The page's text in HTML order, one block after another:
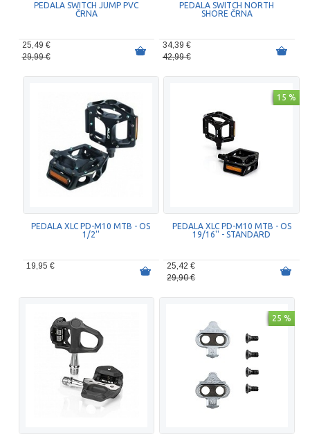
PEDALA SWITCH JUMP PVC
ČRNA
25,49 €
29,99 €
PEDALA SWITCH NORTH
SHORE ČRNA
34,39 €
42,99 €
PEDALA XLC PD-M10 MTB - OS
1/2''
19,95 €
15 %
PEDALA XLC PD-M10 MTB - OS
19/16'' - STANDARD
25,42 €
29,90 €
25 %